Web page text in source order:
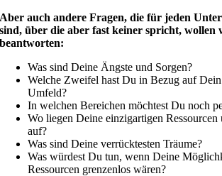
Aber auch andere Fragen, die für jeden
sind, über die aber fast keiner spricht, wollen
beantworten:
Was sind Deine Ängste und Sorgen?
Welche Zweifel hast Du in Bezug auf Dein
Umfeld?
In welchen Bereichen möchtest Du noch
Wo liegen Deine einzigartigen
auf?
Was sind Deine verrücktesten Träume?
Was würdest Du tun, wenn Deine
Ressourcen grenzenlos wären?